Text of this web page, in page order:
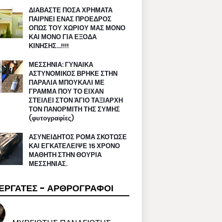
ΔΙΑΒΑΣΤΕ ΠΟΣΑ ΧΡΗΜΑΤΑ
ΠΑΙΡΝΕΙ ΕΝΑΣ ΠΡΟΕΔΡΟΣ
ΟΠΩΣ ΤΟΥ ΧΩΡΙΟΥ ΜΑΣ ΜΟΝΟ
ΚΑΙ ΜΟΝΟ ΓΙΑ ΕΞΟΔΑ
ΚΙΝΗΣΗΣ…!!!!
ΜΕΣΣΗΝΙΑ: ΓΥΝΑΙΚΑ
ΑΣΤΥΝΟΜΙΚΟΣ ΒΡΗΚΕ ΣΤΗΝ
ΠΑΡΑΛΙΑ ΜΠΟΥΚΑΛΙ ΜΕ
ΓΡΑΜΜΑ ΠΟΥ ΤΟ ΕΙΧΑΝ
ΣΤΕΙΛΕΙ ΣΤΟΝ ΆΓΙΟ ΤΑΞΙΑΡΧΗ
ΤΟΝ ΠΑΝΟΡΜΙΤΗ ΤΗΣ ΣΥΜΗΣ
(φυτογραφίες)
ΑΣΥΝΕΙΔΗΤΟΣ ΡΟΜΑ ΣΚΟΤΩΣΕ
ΚΑΙ ΕΓΚΑΤΕΛΕΙΨΕ 15 ΧΡΟΝΟ
ΜΑΘΗΤΗ ΣΤΗΝ ΘΟΥΡΙΑ
ΜΕΣΣΗΝΙΑΣ.
- ΑΡΘΡΟΓΡΑΦΟΙ